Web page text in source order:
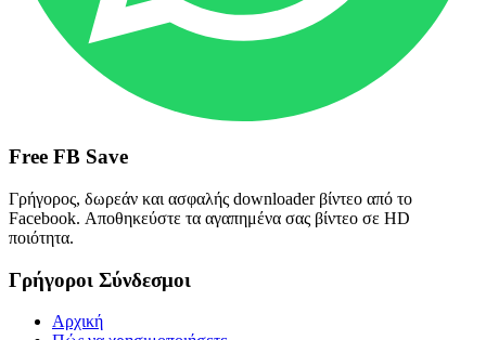
Free FB Save
Γρήγορος, δωρεάν και ασφαλής downloader βίντεο από το
Facebook. Αποθηκεύστε τα αγαπημένα σας βίντεο σε HD
ποιότητα.
Γρήγοροι Σύνδεσμοι
Αρχική